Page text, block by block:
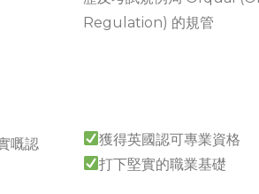
嘅認
Regulation) 的規管
獲得英國認可專業資格
打下堅實的職業基礎